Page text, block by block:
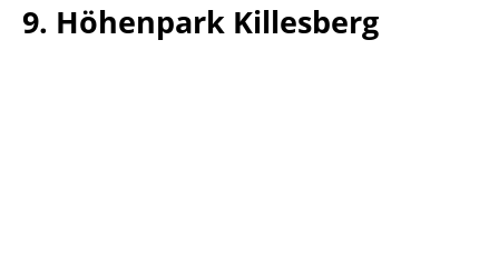
9. Höhenpark Killesberg